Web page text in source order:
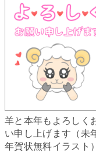
羊と本年もよろしく
い申し上げます（未
年賀状無料イラスト）